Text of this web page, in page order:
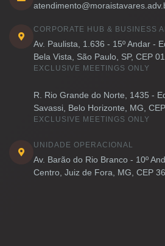
CORPORATE HUB & BUSINESS
Av. Paulista, 1.636 - 15º Andar -
Bela Vista, São Paulo, SP, CEP
EXCLUSIVE MEETINGS ONLY
R. Rio Grande do Norte, 1435 -
Savassi, Belo Horizonte, MG,
EXCLUSIVE MEETINGS ONLY
UNIDADE OPERACIONAL
Av. Barão do Rio Branco - 10º
Centro, Juiz de Fora, MG, CEP